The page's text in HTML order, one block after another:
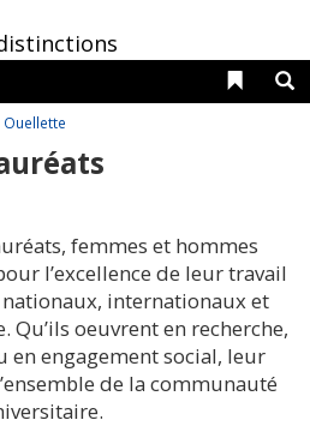
Liens
Ouellette
femmes et hommes
l’excellence de leur travail
internationaux et
Qu’ils oeuvrent en recherche,
en engagement social, leur
de la communauté